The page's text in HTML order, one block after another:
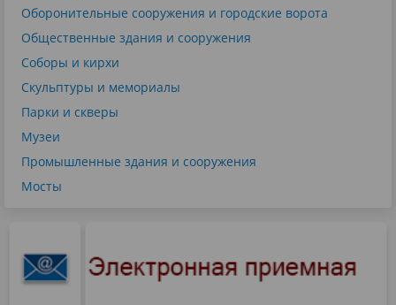
Оборонительные сооружения и городские ворота
Общественные здания и сооружения
Соборы и кирхи
Скульптуры и мемориалы
Парки и скверы
Музеи
Промышленные здания и сооружения
Мосты